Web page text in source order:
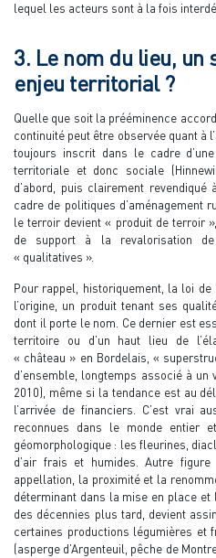
lequel les acteurs sont à la fois
3. Le nom du lieu, un
enjeu territorial ?
Quelle que soit la prééminence
continuité peut être observée quant à
toujours inscrit dans le cadre
territoriale et donc sociale
d’abord, puis clairement
cadre de politiques d’aménagement
le terroir devient « produit de terroir
de support à la revalorisation
« qualitatives ».
Pour rappel, historiquement, la loi
l’origine, un produit tenant ses
dont il porte le nom. Ce dernier est
territoire ou d’un haut lieu de
« château » en Bordelais, «
d’ensemble, longtemps associé à un
2010), même si la tendance est au
l’arrivée de financiers. C’est vrai
reconnues dans le monde entier
géomorphologique : les fleurines,
d’air frais et humides. Autre figure
appellation, la proximité et la
déterminant dans la mise en place et
des décennies plus tard, devient
certaines productions légumières et
(asperge d’Argenteuil, pêche de